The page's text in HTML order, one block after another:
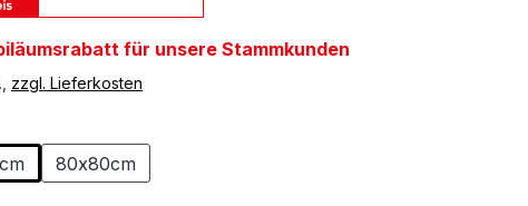
für unsere Stammkunden
zzgl. Lieferkosten
80x80cm